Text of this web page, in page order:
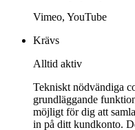
Vimeo, YouTube
Krävs
Alltid aktiv
Tekniskt nödvändiga
grundläggande
möjligt för dig att
in på ditt kundkonto.